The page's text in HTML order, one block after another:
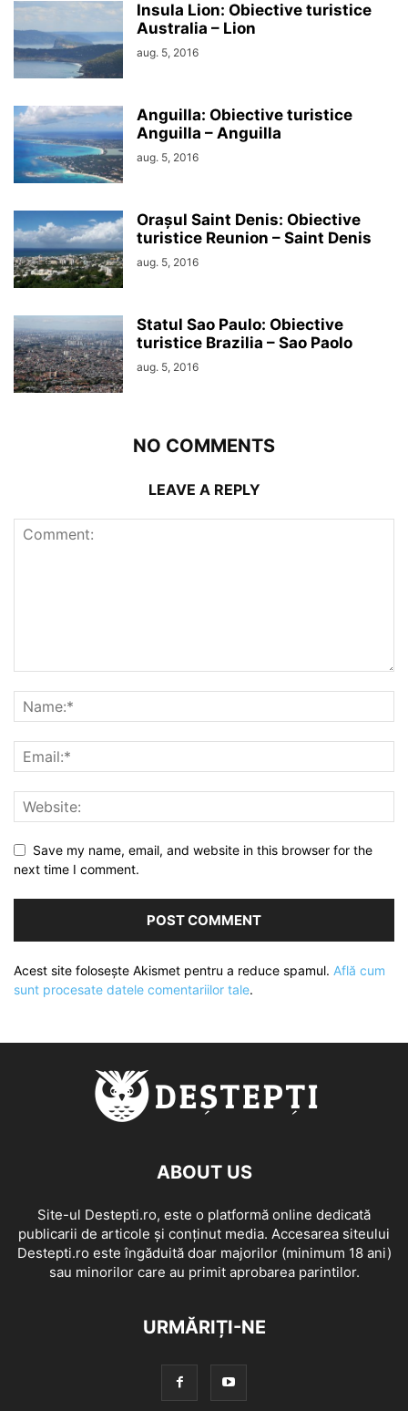
Insula Lion: Obiective turistice
Australia – Lion
aug. 5, 2016
Anguilla: Obiective turistice
Anguilla – Anguilla
aug. 5, 2016
Orașul Saint Denis: Obiective
turistice Reunion – Saint Denis
aug. 5, 2016
Statul Sao Paulo: Obiective
turistice Brazilia – Sao Paolo
aug. 5, 2016
NO COMMENTS
LEAVE A REPLY
Save my name, email, and website in this browser for the
next time I comment.
Acest site folosește Akismet pentru a reduce spamul. Află cum
sunt procesate datele comentariilor tale.
ABOUT US
Site-ul Destepti.ro, este o platformă online dedicată
publicarii de articole și conținut media. Accesarea siteului
Destepti.ro este îngăduită doar majorilor (minimum 18 ani)
sau minorilor care au primit aprobarea parintilor.
URMĂRIȚI-NE